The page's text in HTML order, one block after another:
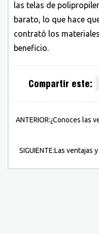
las telas de
barato, lo que hace
contrató los
beneficio.
Compartir este:
ANTERIOR:¿Conoces las
SIGUIENTE:Las ventajas